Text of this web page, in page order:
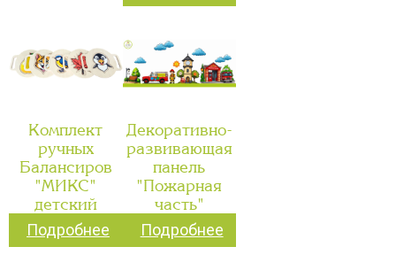
Комплект
ручных
Балансиров
"МИКС"
детский
Подробнее
Декоративно-
развивающая
панель
"Пожарная
часть"
Подробнее